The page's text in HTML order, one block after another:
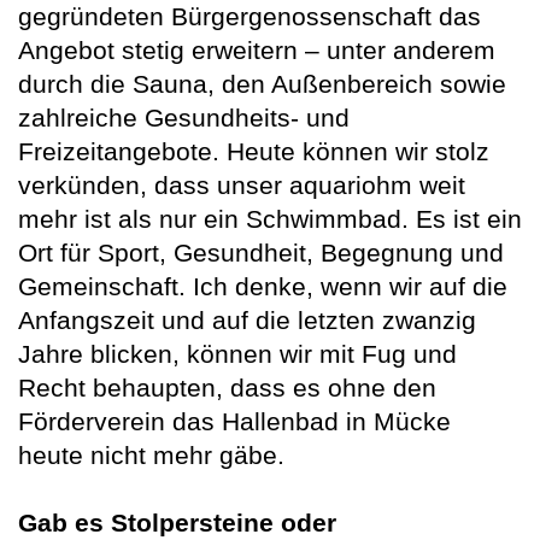
gegründeten Bürgergenossenschaft das
Angebot stetig erweitern – unter anderem
durch die Sauna, den Außenbereich sowie
zahlreiche Gesundheits- und
Freizeitangebote. Heute können wir stolz
verkünden, dass unser aquariohm weit
mehr ist als nur ein Schwimmbad. Es ist ein
Ort für Sport, Gesundheit, Begegnung und
Gemeinschaft. Ich denke, wenn wir auf die
Anfangszeit und auf die letzten zwanzig
Jahre blicken, können wir mit Fug und
Recht behaupten, dass es ohne den
Förderverein das Hallenbad in Mücke
heute nicht mehr gäbe.
Gab es Stolpersteine oder